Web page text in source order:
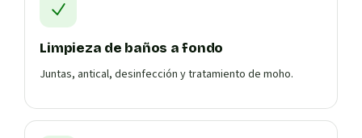
Limpieza de baños a fondo
Juntas, antical, desinfección y tratamiento de moho.